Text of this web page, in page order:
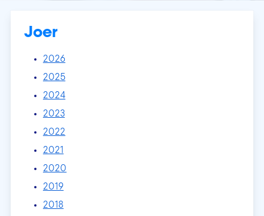
Joer
2026
2025
2024
2023
2022
2021
2020
2019
2018